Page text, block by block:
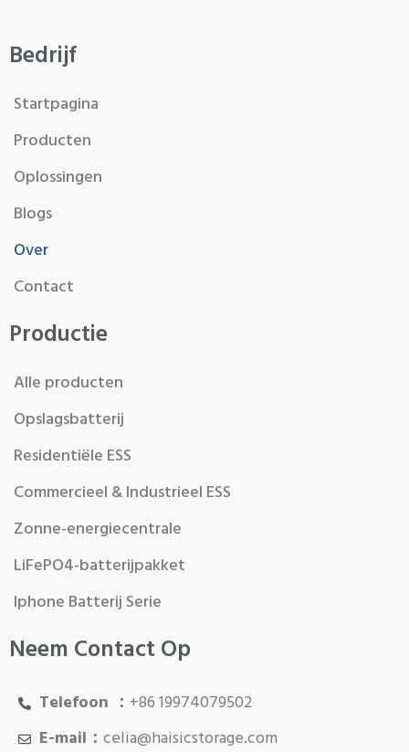
Bedrijf
Startpagina
Producten
Oplossingen
Blogs
Over
Contact
Productie
Alle producten
Opslagsbatterij
Residentiële ESS
Commercieel & Industrieel ESS
Zonne-energiecentrale
LiFePO4-batterijpakket
Iphone Batterij Serie
Neem Contact Op
Telefoon ： +86 19974079502
E-mail： celia@haisicstorage.com